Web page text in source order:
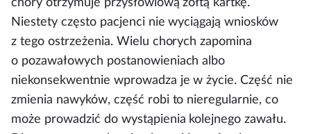
chory otrzymuje przysłowiową żółtą kartkę.
Niestety często pacjenci nie wyciągają wniosków
z tego ostrzeżenia. Wielu chorych zapomina
o pozawałowych postanowieniach albo
niekonsekwentnie wprowadza je w życie. Część nie
zmienia nawyków, część robi to nieregularnie, co
może prowadzić do wystąpienia kolejnego zawału.